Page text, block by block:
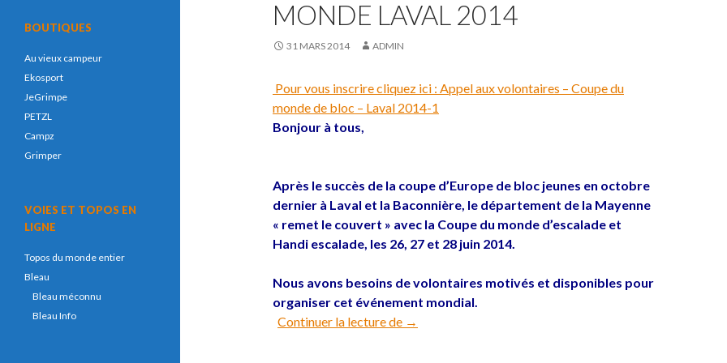
MONDE LAVAL 2014
31 MARS 2014 ADMIN
Pour vous inscrire cliquez ici : Appel aux volontaires – Coupe du
monde de bloc – Laval 2014-1
Bonjour à tous,
Après le succès de la coupe d’Europe de bloc jeunes en octobre
dernier à Laval et la Baconnière, le département de la Mayenne
« remet le couvert » avec la Coupe du monde d’escalade et
Handi escalade, les 26, 27 et 28 juin 2014.
Nous avons besoins de volontaires motivés et disponibles pour
organiser cet événement mondial.
Continuer la lecture de Officiel CD : APPEL Aux Volontaires Coupe du monde
→
BOUTIQUES
Au vieux campeur
Ekosport
JeGrimpe
PETZL
Campz
Grimper
VOIES ET TOPOS EN
LIGNE
Topos du monde entier
Bleau
Bleau méconnu
Bleau Info